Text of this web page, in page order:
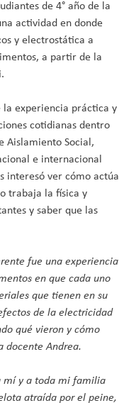
de 4° año de la
actividad en donde
y electrostática a
a partir de la
la experiencia práctica y
cotidianas dentro
Aislamiento Social,
e internacional
interesó ver cómo actúa
trabaja la física y
y saber que las
fue una experiencia
en que cada uno
que tienen en su
de la electricidad
qué vieron y cómo
docente Andrea.
mí y a toda mi familia
atraída por el peine,